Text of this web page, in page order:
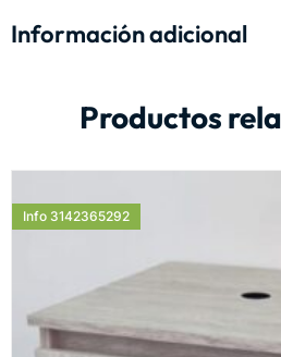
Información adicional
Productos
Info 3142365292